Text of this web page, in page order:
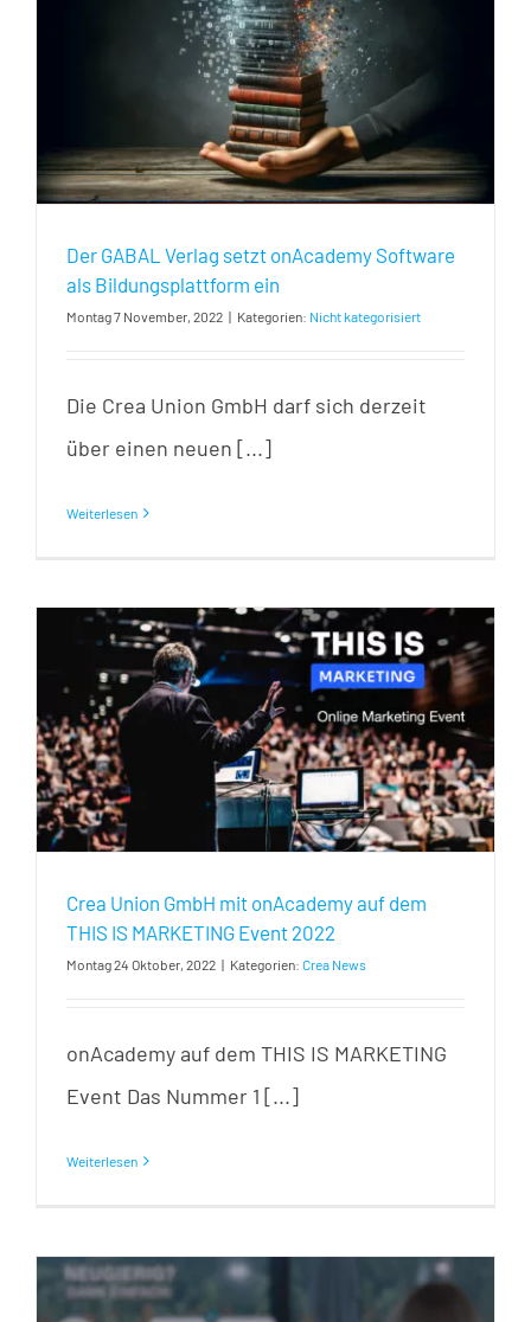
Der GABAL Verlag setzt onAcademy Software
als Bildungsplattform ein
Montag 7 November, 2022 | Kategorien: Nicht kategorisiert
Die Crea Union GmbH darf sich derzeit
über einen neuen [...]
Weiterlesen
Crea Union GmbH mit onAcademy auf dem
THIS IS MARKETING Event 2022
Montag 24 Oktober, 2022 | Kategorien: Crea News
onAcademy auf dem THIS IS MARKETING
Event Das Nummer 1 [...]
Weiterlesen